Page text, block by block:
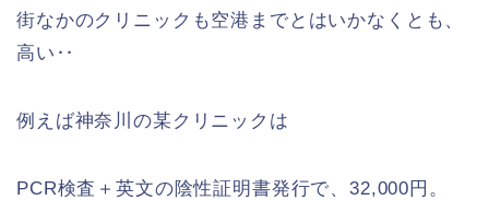
街なかのクリニックも空港までとはいかなくとも、
高い‥
例えば神奈川の某クリニックは
PCR検査＋英文の陰性証明書発行で、32,000円。